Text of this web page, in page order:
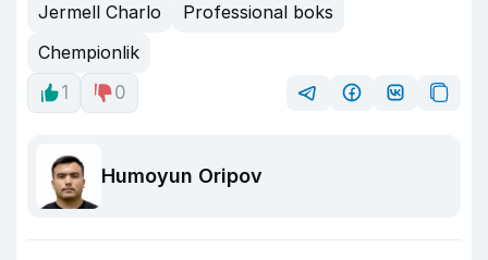
Jermell Charlo
Professional boks
Chempionlik
1
0
Humoyun Oripov